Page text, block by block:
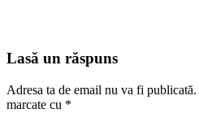
Lasă un răspuns
Adresa ta de email nu va fi publicată.
marcate cu *